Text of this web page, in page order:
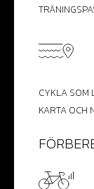
CYKLA SOM
KARTA OCH